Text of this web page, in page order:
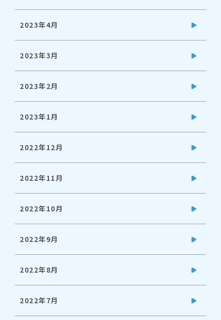
2023年4月
2023年3月
2023年2月
2023年1月
2022年12月
2022年11月
2022年10月
2022年9月
2022年8月
2022年7月